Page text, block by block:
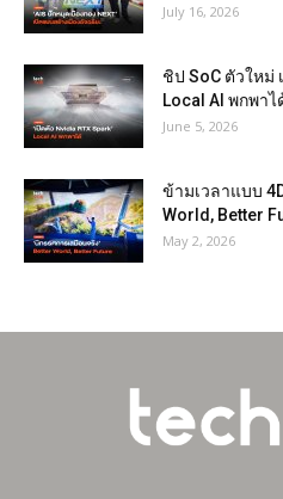
July 16, 2026
ชิป SoC ตัวใหม่
Local AI พกพาไ
June 5, 2026
ข้ามเวลาแบบ
World, Better
May 2, 2026